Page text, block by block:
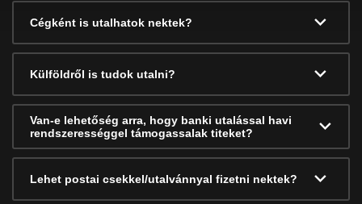
Cégként is utalhatok nektek?
Külföldről is tudok utalni?
Van-e lehetőség arra, hogy banki utalással havi
rendszerességgel támogassalak titeket?
Lehet postai csekkel/utalvánnyal fizetni nektek?